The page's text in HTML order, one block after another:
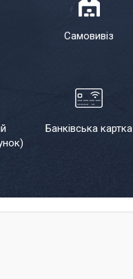
Самовивіз
Банківська картка